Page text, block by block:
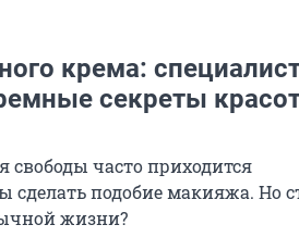
крема:
секреты
часто приходится
сделать подобие макияжа. Но
жизни?